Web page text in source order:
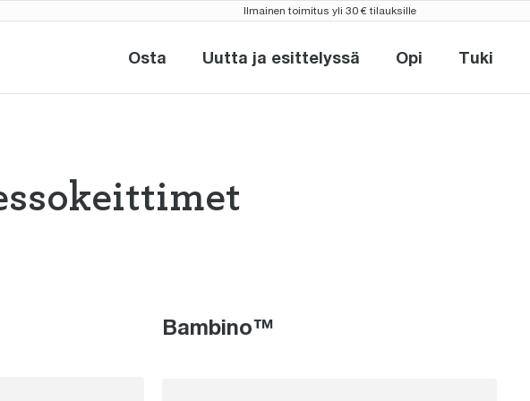
Ilmainen toimitus yli 30 € tilauksille
Osta
Osta Uutta ja esittelyssä
Uutta ja esittelyssä
Opi
Opi Tuki
Tuki
the
Bambino™